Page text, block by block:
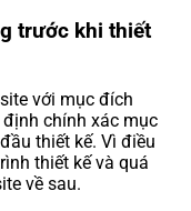
trước khi thiết
với mục đích
chính xác mục
thiết kế. Vì điều
thiết kế và quá
về sau.